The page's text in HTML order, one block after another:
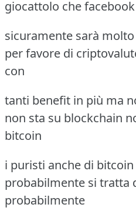
giocattolo che
sicuramente sarà
per favore di
con
tanti benefit in più ma
non sta su blockchain
bitcoin
i puristi anche di
probabilmente si tratta
probabilmente